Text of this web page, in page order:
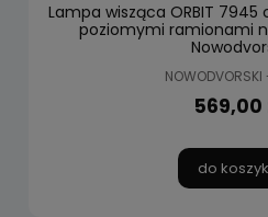
Lampa wisząca ORBIT
poziomymi ramionami
569,00
do